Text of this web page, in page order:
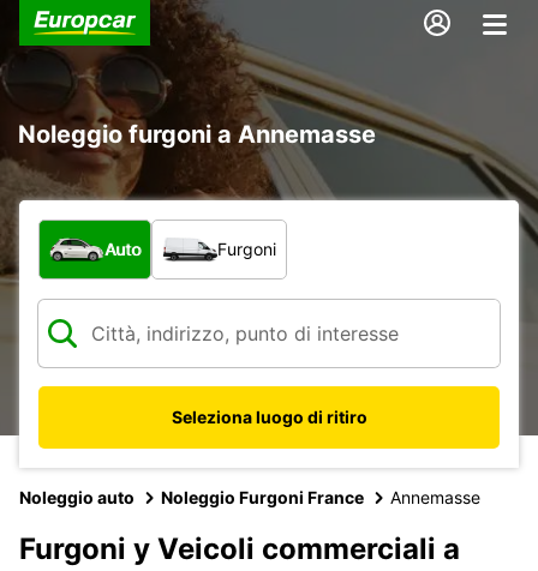
Noleggio furgoni a Annemasse
Scegli la tipologia di veicolo:
Auto Furgoni
Seleziona luogo di ritiro
Noleggio auto Noleggio Furgoni France Annemasse
Furgoni y Veicoli commerciali a